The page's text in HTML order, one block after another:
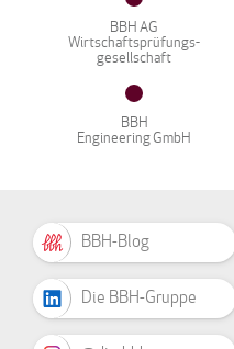
BBH AG
Wirtschaftsprüfungs-
gesellschaft
BBH
Engineering GmbH
BBH-Blog
Die BBH-Gruppe